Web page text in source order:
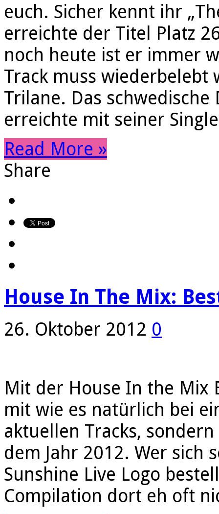
euch. Sicher kennt ihr
erreichte der Titel Platz
noch heute ist er immer
Track muss wiederbelebt
Trilane. Das schwedische
erreichte mit seiner
Read More »
Share
House In The Mix:
26. Oktober 2012 0
Mit der House In the Mix
mit wie es natürlich bei
aktuellen Tracks,
dem Jahr 2012. Wer sich
Sunshine Live Logo
Compilation dort eh oft